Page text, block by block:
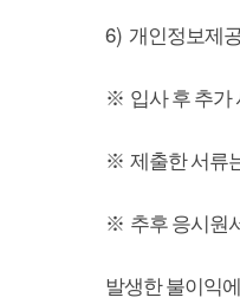
6) 개인정보제
※ 입사 후 추가
※ 제출한 서류
※ 추후 응시원
발생한 불이익